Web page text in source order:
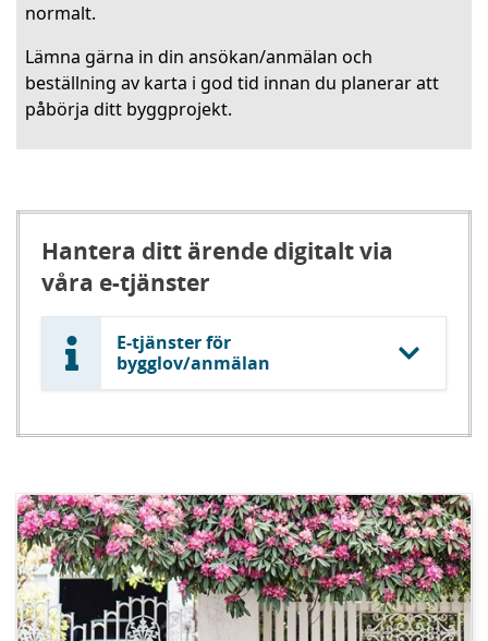
normalt.
Lämna gärna in din ansökan/anmälan och
beställning av karta i god tid innan du planerar att
påbörja ditt byggprojekt.
Hantera ditt ärende digitalt via
våra e-tjänster
E-tjänster för
bygglov/anmälan